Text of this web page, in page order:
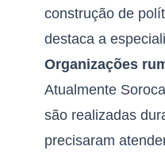
construção de
destaca a
Organizações
Atualmente
são realizadas
precisaram